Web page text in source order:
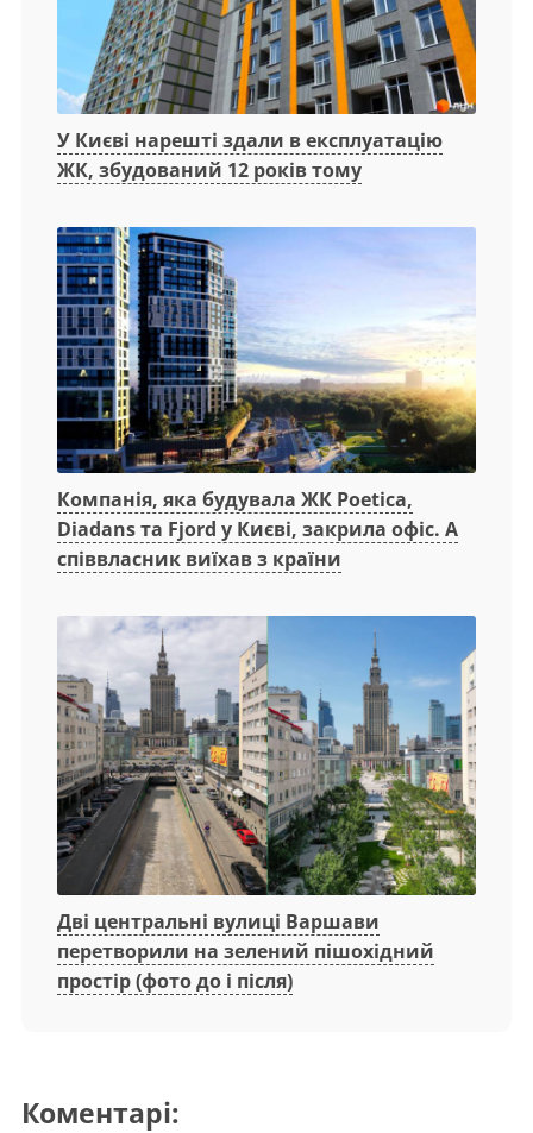
У Києві нарешті здали в експлуатацію
ЖК, збудований 12 років тому
Компанія, яка будувала ЖК Poetica,
Diadans та Fjord у Києві, закрила офіс. А
співвласник виїхав з країни
Дві центральні вулиці Варшави
перетворили на зелений пішохідний
простір (фото до і після)
Коментарі: